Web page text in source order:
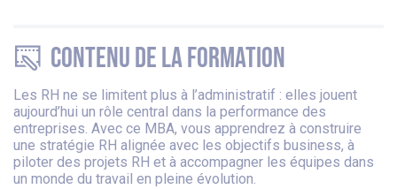
Contenu de la formation
Les RH ne se limitent plus à l’administratif : elles jouent
aujourd’hui un rôle central dans la performance des
entreprises. Avec ce MBA, vous apprendrez à construire
une stratégie RH alignée avec les objectifs business, à
piloter des projets RH et à accompagner les équipes dans
un monde du travail en pleine évolution.